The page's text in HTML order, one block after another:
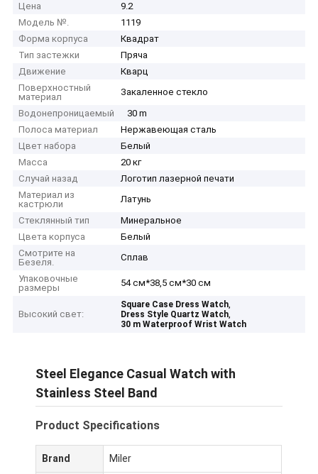
Цена
9.2
Модель №.
1119
Форма корпуса
Квадрат
Тип застежки
Пряча
Движение
Кварц
Поверхностный
материал
Закаленное стекло
Водонепроницаемый
30 m
Полоса материал
Нержавеющая сталь
Цвет набора
Белый
Масса
20 кг
Случай назад
Логотип лазерной печати
Материал из
кастрюли
Латунь
Стеклянный тип
Минеральное
Цвета корпуса
Белый
Смотрите на
Безеля.
Сплав
Упаковочные
размеры
54 см*38,5 см*30 см
Высокий свет:
Square Case Dress Watch,
Dress Style Quartz Watch,
30 m Waterproof Wrist Watch
Steel Elegance Casual Watch with
Stainless Steel Band
Product Specifications
Brand Miler